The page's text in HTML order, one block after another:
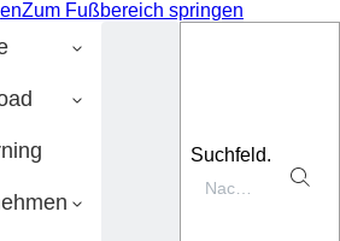
Zum Fußbereich springen
Suchfeld.